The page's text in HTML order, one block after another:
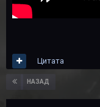
Цитата
НАЗАД